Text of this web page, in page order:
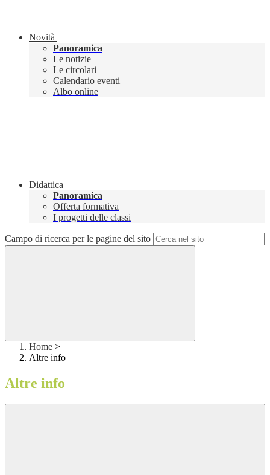
Novità
Panoramica
Le notizie
Le circolari
Calendario eventi
Albo online
Didattica
Panoramica
Offerta formativa
I progetti delle classi
Campo di ricerca per le pagine del sito
Home >
Altre info
Altre info